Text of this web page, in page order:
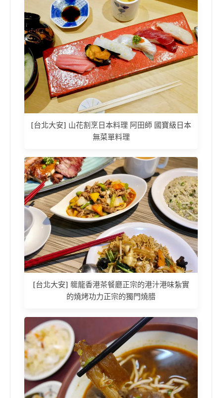
[台北大安] 山花割烹日本料理 阿田師 國寶級日本
無菜單料理
[台北大安] 㡣龍香港茶餐廳正宗的港汁港味紮實
的燒烤功力正宗的獨門燒腊